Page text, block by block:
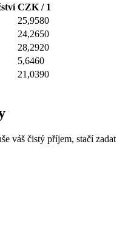
CZK / 1
25,9580
24,2650
28,2920
5,6460
21,0390
váš čistý příjem, stačí zadat